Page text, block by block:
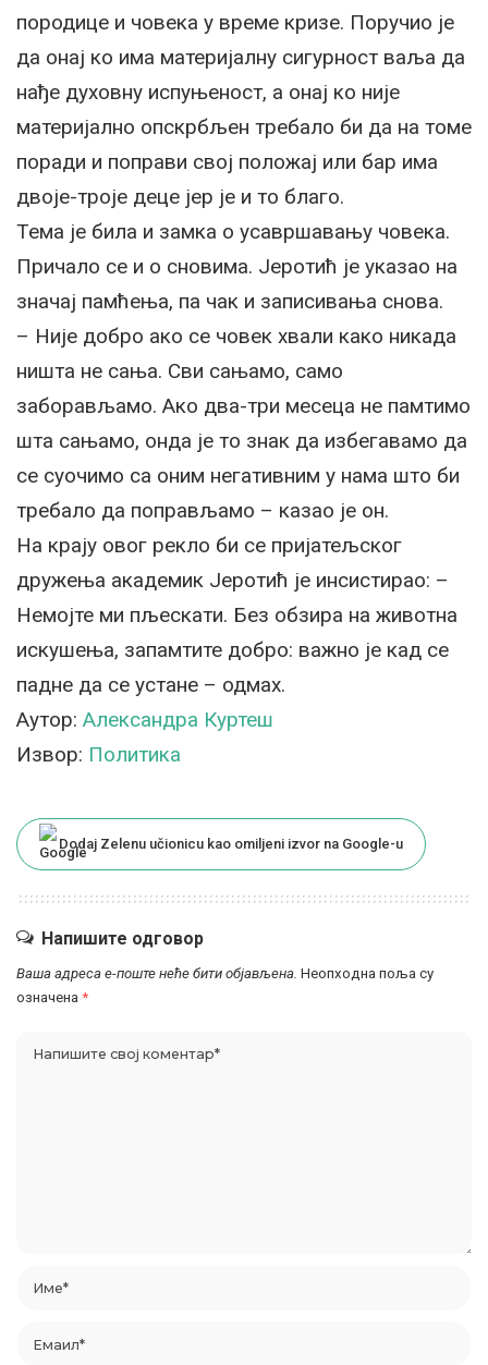
породице и човека у време кризе. Поручио је
да онај ко има материјалну сигурност ваља да
нађе духовну испуњеност, а онај ко није
материјално опскрбљен требало би да на томе
поради и поправи свој положај или бар има
двоје-троје деце јер је и то благо.
Тема је била и замка о усавршавању човека.
Причало се и о сновима. Јеротић је указао на
значај памћења, па чак и записивања снова.
– Није добро ако се човек хвали како никада
ништа не сања. Сви сањамо, само
заборављамо. Ако два-три месеца не памтимо
шта сањамо, онда је то знак да избегавамо да
се суочимо са оним негативним у нама што би
требало да поправљамо – казао је он.
На крају овог рекло би се пријатељског
дружења академик Јеротић је инсистирао: –
Немојте ми пљескати. Без обзира на животна
искушења, запамтите добро: важно је кад се
падне да се устане – одмах.
Аутор: Александра Куртеш
Извор: Политика
Dodaj Zelenu učionicu kao omiljeni izvor na Google-u
Напишите одговор
Ваша адреса е-поште неће бити објављена. Неопходна поља су
означена *